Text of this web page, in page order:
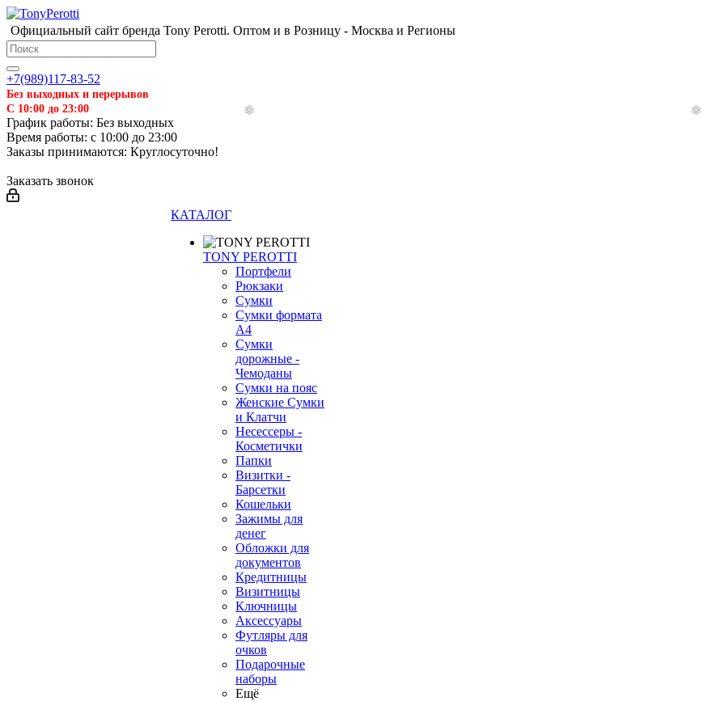
Официальный сайт бренда Tony Perotti. Оптом и в Розницу - Москва и Регионы
+7(989)117-83-52
Без выходных и перерывов
С 10:00 до 23:00
График работы: Без выходных
Время работы: с 10:00 до 23:00
Заказы принимаются: Круглосуточно!
Заказать звонок
КАТАЛОГ
TONY PEROTTI
Портфели
Рюкзаки
Сумки
Сумки формата
А4
Сумки
дорожные -
Чемоданы
Сумки на пояс
Женские Сумки
и Клатчи
Несессеры -
Косметички
Папки
Визитки -
Барсетки
Кошельки
Зажимы для
денег
Обложки для
документов
Кредитницы
Визитницы
Ключницы
Аксессуары
Футляры для
очков
Подарочные
наборы
Ещё
❄